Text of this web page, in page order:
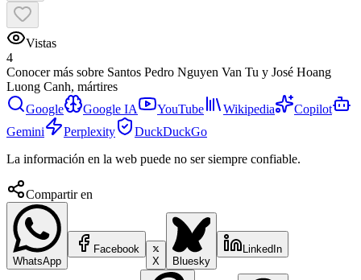
Vistas
4
Conocer más sobre Santos Pedro Nguyen Van Tu y José Hoang
Luong Canh, mártires
Google
Google IA YouTube Wikipedia
Copilot
Gemini
Perplexity
DuckDuckGo
La información en la web puede no ser siempre confiable.
Compartir en
WhatsApp
Facebook
X
Bluesky
LinkedIn